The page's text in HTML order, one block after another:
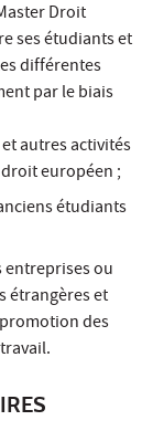
Droit
ses étudiants et
différentes
par le biais
autres activités
européen ;
étudiants
entreprises ou
étrangères et
des